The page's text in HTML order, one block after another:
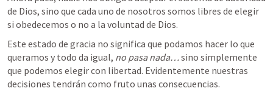
de Dios, sino que cada uno de nosotros somos libres de elegir
si obedecemos o no a la voluntad de Dios.
Este estado de gracia no significa que podamos hacer lo que
queramos y todo da igual, no pasa nada… sino simplemente
que podemos elegir con libertad. Evidentemente nuestras
decisiones tendrán como fruto unas consecuencias.